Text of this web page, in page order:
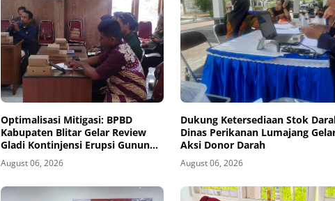
Optimalisasi Mitigasi: BPBD
Kabupaten Blitar Gelar Review
Gladi Kontinjensi Erupsi Gunung
Kelud
August 06, 2026
Dukung Ketersediaan Stok
Dinas Perikanan Lumajang
Aksi Donor Darah
August 06, 2026